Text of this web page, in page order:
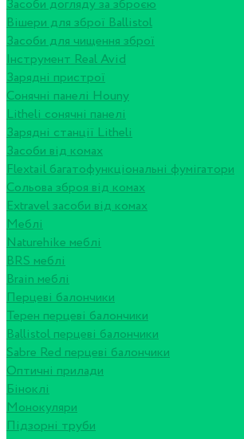
Засоби догляду за зброєю
Вішери для зброї Ballistol
Засоби для чищення зброї
Інструмент Real Avid
Зарядні пристрої
Сонячні панелі Houny
Litheli сонячні панелі
Зарядні станції Litheli
Засоби від комах
Flextail багатофункціональні фумігатори
Сольова зброя від комах
Extravel засоби від комах
Меблі
Naturehike меблі
BRS меблі
Brain меблі
Перцеві балончики
Терен перцеві балончики
Ballistol перцеві балончики
Sabre Red перцеві балончики
Оптичні прилади
Біноклі
Монокуляри
Підзорні труби